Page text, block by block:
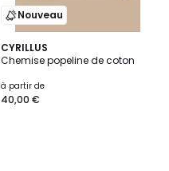
Nouveau
CYRILLUS
Chemise popeline de coton
à partir de
40,00 €